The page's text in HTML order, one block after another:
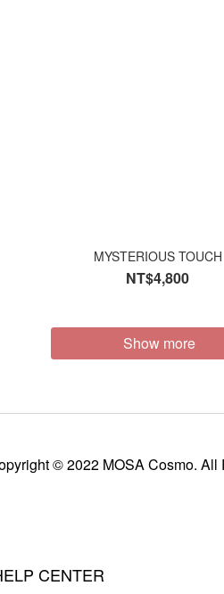
MYSTERIOUS TOUCH
NT$4,800
Show more
© 2022 MOSA Cosmo. All
CENTER